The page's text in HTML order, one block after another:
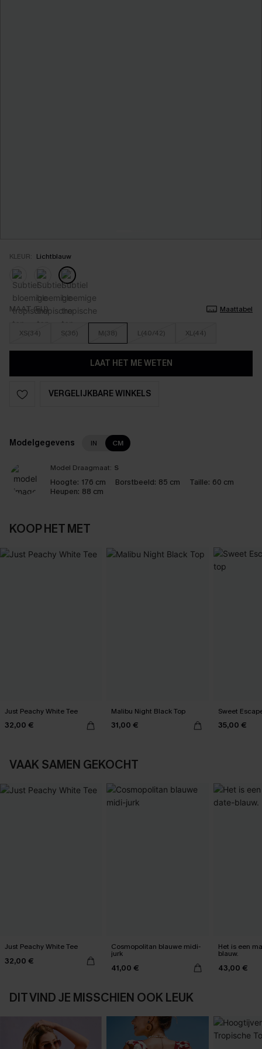
KLEUR: Lichtblauw
MAAT (EU) Maattabel
XS(34) S(36) M(38) L(40/42) XL(44)
LAAT HET ME WETEN
VERGELIJKBARE WINKELS
Modelgegevens IN CM
Model Draagmaat: S
Hoogte: 176 cm Borstbeeld: 85 cm Taille: 60 cm
Heupen: 88 cm
KOOP HET MET
Just Peachy White Tee
32,00 €
Malibu Night Black Top
31,00 €
Sweet
35,00 €
VAAK SAMEN GEKOCHT
Just Peachy White Tee
32,00 €
Cosmopolitan blauwe midi-
jurk
41,00 €
Het is een
blauw.
43,00 €
DIT VIND JE MISSCHIEN OOK LEUK